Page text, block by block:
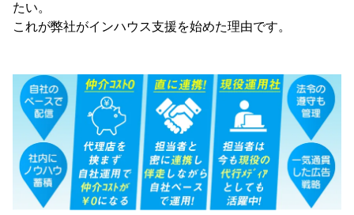
たい。
これが弊社がインハウス支援を始めた理由です。